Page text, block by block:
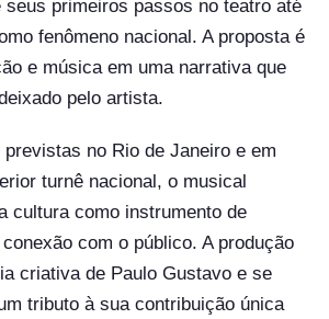
seus primeiros passos no teatro até
fenômeno nacional. A proposta é
e música em uma narrativa que
pelo artista.
no Rio de Janeiro e em
turnê nacional, o musical
cultura como instrumento de
com o público. A produção
criativa de Paulo Gustavo e se
tributo à sua contribuição única